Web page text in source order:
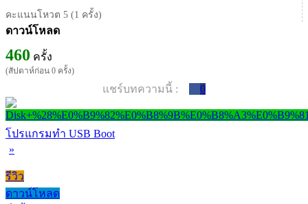
คะแนนโหวต 5 (1 ครั้ง)
ดาวน์โหลด
460 ครั้ง
(สัปดาห์ก่อน 0 ครั้ง)
แชร์บทความนี้ : 0
โปรแกรมทำ USB Boot
»
รีวิว
ดาวน์โหลด